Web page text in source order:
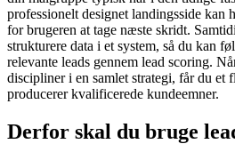
professionelt designet landingsside kan
for brugeren at tage næste skridt.
strukturere data i et system, så du kan
relevante leads gennem lead scoring.
discipliner i en samlet strategi, får du et
producerer kvalificerede kundeemner.
Derfor skal du bruge